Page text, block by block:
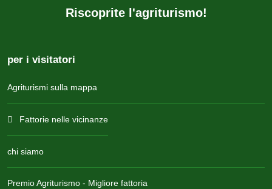
Riscoprite l'agriturismo!
per i visitatori
Agriturismi sulla mappa
Fattorie nelle vicinanze
chi siamo
Premio Agriturismo - Migliore fattoria